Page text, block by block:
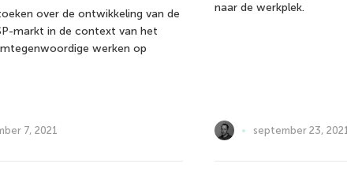
over de ontwikkeling van de
markt in de context van het
werken op
7, 2021
naar de werkplek.
september 23, 2021